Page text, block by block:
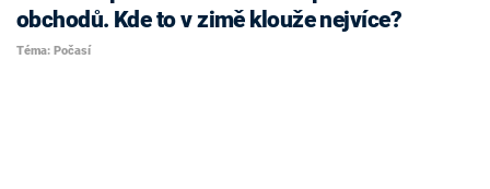
obchodů. Kde to v zimě klouže nejvíce?
Téma: Počasí